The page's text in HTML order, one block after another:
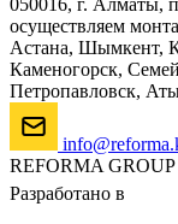
050016, г. Алматы,
осуществляем
Астана, Шымкент,
Каменогорск,
Петропавловск,
REFORMA
Разработано в